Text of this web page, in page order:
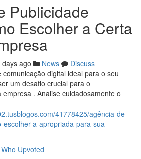
Publicidade
Escolher a Certa
days ago News
Discuss
digital ideal para o seu
um desafio crucial para o
. Analise cuidadosamente o
41778425/agência-de-
escolher-a-apropriada-para-sua-
Who Upvoted